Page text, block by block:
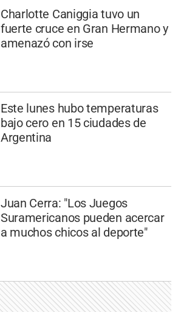
Charlotte Caniggia tuvo un
fuerte cruce en Gran Hermano y
amenazó con irse
Este lunes hubo temperaturas
bajo cero en 15 ciudades de
Argentina
Juan Cerra: "Los Juegos
Suramericanos pueden acercar
a muchos chicos al deporte"